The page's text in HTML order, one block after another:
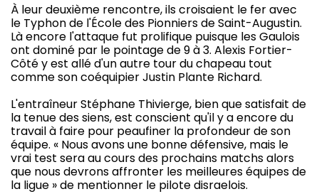
À leur deuxième rencontre, ils croisaient le fer avec
le Typhon de l'École des Pionniers de Saint-Augustin.
Là encore l'attaque fut prolifique puisque les Gaulois
ont dominé par le pointage de 9 à 3. Alexis Fortier-
Côté y est allé d'un autre tour du chapeau tout
comme son coéquipier Justin Plante Richard.
L'entraîneur Stéphane Thivierge, bien que satisfait de
la tenue des siens, est conscient qu'il y a encore du
travail à faire pour peaufiner la profondeur de son
équipe. « Nous avons une bonne défensive, mais le
vrai test sera au cours des prochains matchs alors
que nous devrons affronter les meilleures équipes de
la ligue » de mentionner le pilote disraelois.